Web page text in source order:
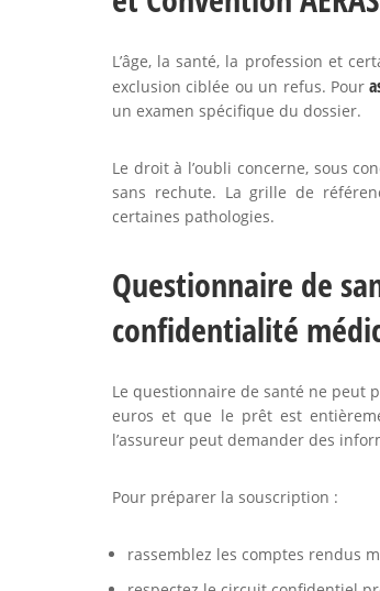
L’âge, la santé, la profession et
exclusion ciblée ou un refus. Pour
un examen spécifique du dossier.
Le droit à l’oubli concerne, sous
sans rechute. La grille de
certaines pathologies.
Questionnaire de
confidentialité
Le questionnaire de santé ne peut
euros et que le prêt est
l’assureur peut demander des
Pour préparer la souscription :
rassemblez les comptes rendus